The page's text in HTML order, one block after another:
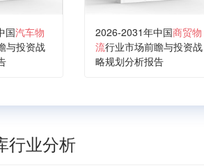
国汽车物
与投资战
2026-2031年中国商贸物
流行业市场前瞻与投资战
略规划分析报告
行业分析